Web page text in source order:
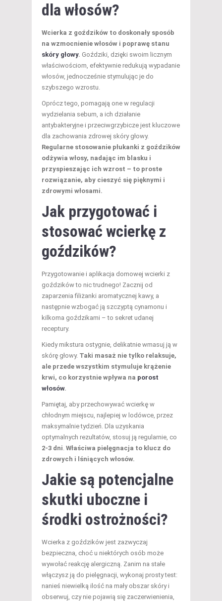
dla włosów?
Wcierka z goździków to doskonały sposób
na wzmocnienie włosów i poprawę stanu
skóry głowy. Goździki, dzięki swoim licznym
właściwościom, efektywnie redukują wypadanie
włosów, jednocześnie stymulując je do
szybszego wzrostu.
Oprócz tego, pomagają one w regulacji
wydzielania sebum, a ich działanie
antybakteryjne i przeciwgrzybicze jest kluczowe
dla zachowania zdrowej skóry głowy.
Regularne stosowanie płukanki z goździków
odżywia włosy, nadając im blasku i
przyspieszając ich wzrost – to proste
rozwiązanie, aby cieszyć się pięknymi i
zdrowymi włosami.
Jak przygotować i
stosować wcierkę z
goździków?
Przygotowanie i aplikacja domowej wcierki z
goździków to nic trudnego! Zacznij od
zaparzenia filiżanki aromatycznej kawy, a
następnie wzbogać ją szczyptą cynamonu i
kilkoma goździkami – to sekret udanej
receptury.
Kiedy mikstura ostygnie, delikatnie wmasuj ją w
skórę głowy. Taki masaż nie tylko relaksuje,
ale przede wszystkim stymuluje krążenie
krwi, co korzystnie wpływa na porost
włosów.
Pamiętaj, aby przechowywać wcierkę w
chłodnym miejscu, najlepiej w lodówce, przez
maksymalnie tydzień. Dla uzyskania
optymalnych rezultatów, stosuj ją regularnie, co
2-3 dni. Właściwa pielęgnacja to klucz do
zdrowych i lśniących włosów.
Jakie są potencjalne
skutki uboczne i
środki ostrożności?
Wcierka z goździków jest zazwyczaj
bezpieczna, choć u niektórych osób może
wywołać reakcję alergiczną. Zanim na stałe
włączysz ją do pielęgnacji, wykonaj prosty test:
nanieś niewielką ilość na mały obszar skóry i
obserwuj, czy nie pojawią się zaczerwienienia,